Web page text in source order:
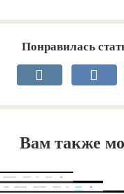
Понравилась
Вам также